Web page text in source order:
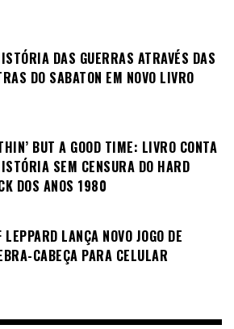
DAS GUERRAS ATRAVÉS DAS
DO SABATON EM NOVO LIVRO
BUT A GOOD TIME: LIVRO CONTA
SEM CENSURA DO HARD
DOS ANOS 1980
LEPPARD LANÇA NOVO JOGO DE
CABEÇA PARA CELULAR